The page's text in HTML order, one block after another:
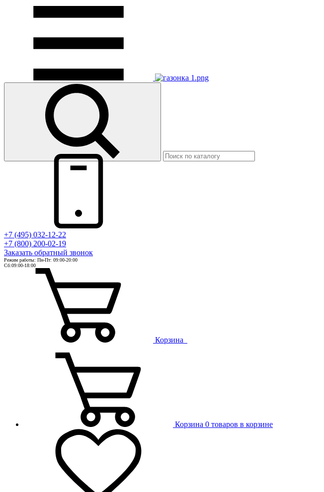
+7 (495) 032-12-22
+7 (800) 200-02-19
Заказать обратный звонок
Режим работы: Пн-Пт: 09:00-20:00
Сб:09:00-18:00
Корзина
Корзина 0 товаров в корзине